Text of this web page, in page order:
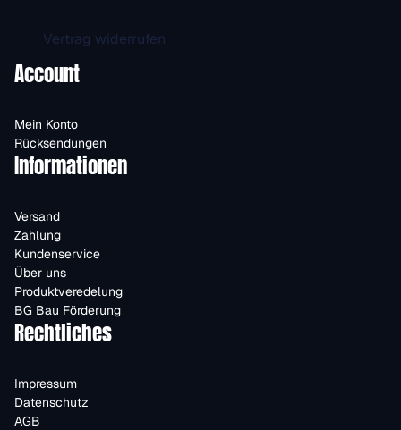
Vertrag widerrufen
Account
Mein Konto
Rücksendungen
Informationen
Versand
Zahlung
Kundenservice
Über uns
Produktveredelung
BG Bau Förderung
Rechtliches
Impressum
Datenschutz
AGB